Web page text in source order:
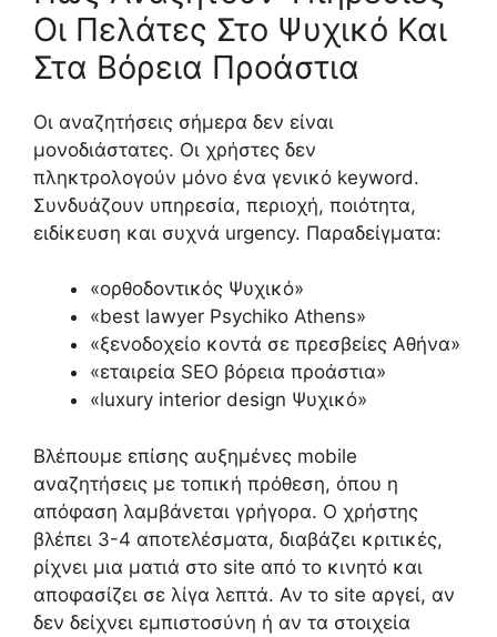
Οι Πελάτες Στο Ψυχικό Και
Στα Βόρεια Προάστια
Οι αναζητήσεις σήμερα δεν είναι
μονοδιάστατες. Οι χρήστες δεν
πληκτρολογούν μόνο ένα γενικό keyword.
Συνδυάζουν υπηρεσία, περιοχή, ποιότητα,
ειδίκευση και συχνά urgency. Παραδείγματα:
«ορθοδοντικός Ψυχικό»
«best lawyer Psychiko Athens»
«ξενοδοχείο κοντά σε πρεσβείες Αθήνα»
«εταιρεία SEO βόρεια προάστια»
«luxury interior design Ψυχικό»
Βλέπουμε επίσης αυξημένες mobile
αναζητήσεις με τοπική πρόθεση, όπου η
απόφαση λαμβάνεται γρήγορα. Ο χρήστης
βλέπει 3-4 αποτελέσματα, διαβάζει κριτικές,
ρίχνει μια ματιά στο site από το κινητό και
αποφασίζει σε λίγα λεπτά. Αν το site αργεί, αν
δεν δείχνει εμπιστοσύνη ή αν τα στοιχεία